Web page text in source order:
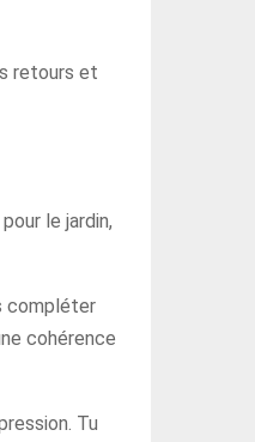
retours et
le jardin,
compléter
cohérence
Tu